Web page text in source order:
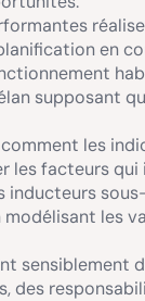
en
supposant
les
les facteurs
les
sensiblement
des